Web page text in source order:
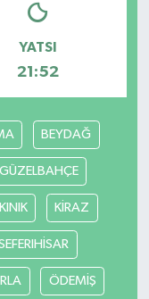
YATSI
21:52
BEYDAĞ
GÜZELBAHÇE
KINIK KİRAZ
ÖDEMİŞ